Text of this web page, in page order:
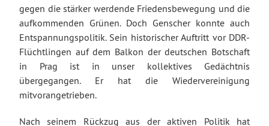
gegen die stärker werdende Friedensbewegung und die
aufkommenden Grünen. Doch Genscher konnte auch
Entspannungspolitik. Sein historischer Auftritt vor DDR-
Flüchtlingen auf dem Balkon der deutschen Botschaft
in Prag ist in unser kollektives Gedächtnis
übergegangen. Er hat die Wiedervereinigung
mitvorangetrieben.
Nach seinem Rückzug aus der aktiven Politik hat